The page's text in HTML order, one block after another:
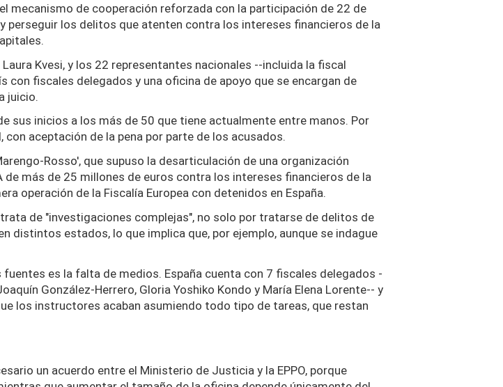
mecanismo de cooperación reforzada con la participación de 22 de
perseguir los delitos que atenten contra los intereses financieros de la
Kvesi, y los 22 representantes nacionales --incluida la fiscal
con fiscales delegados y una oficina de apoyo que se encargan de
juicio.
sus inicios a los más de 50 que tiene actualmente entre manos. Por
aceptación de la pena por parte de los acusados.
Rosso', que supuso la desarticulación de una organización
más de 25 millones de euros contra los intereses financieros de la
operación de la Fiscalía Europea con detenidos en España.
de "investigaciones complejas", no solo por tratarse de delitos de
distintos estados, lo que implica que, por ejemplo, aunque se indague
es la falta de medios. España cuenta con 7 fiscales delegados -
González-Herrero, Gloria Yoshiko Kondo y María Elena Lorente-- y
los instructores acaban asumiendo todo tipo de tareas, que restan
un acuerdo entre el Ministerio de Justicia y la EPPO, porque